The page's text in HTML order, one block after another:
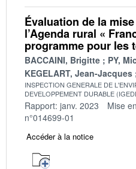
Évaluation de la
l’Agenda rural «
programme pour les
BACCAINI, Brigitte
PY,
KEGELART, Jean-Jacques
INSPECTION GENERALE DE
DEVELOPPEMENT DURABLE
Rapport: janv. 2023 Mise
n°014699-01
Accéder à la notice